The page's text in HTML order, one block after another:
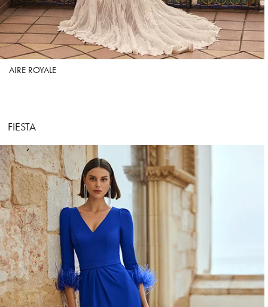
AIRE ROYALE
FIESTA